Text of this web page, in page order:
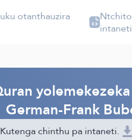
otanthauzira
intaneti
German-Frank
Kutenga chinthu pa intaneti.